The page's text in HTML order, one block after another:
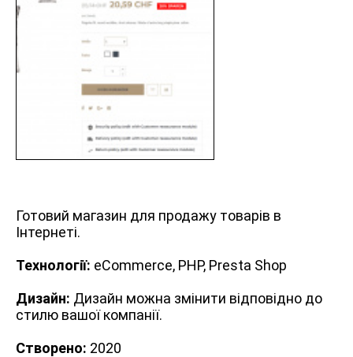
Готовий магазин для продажу товарів в
Інтернеті.
Технології: eCommerce, PHP, Presta Shop
Дизайн: Дизайн можна змінити відповідно до
стилю вашої компанії.
Створено: 2020